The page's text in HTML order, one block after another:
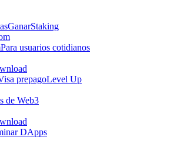
GanarStaking
Para usuarios cotidianos
prepagoLevel Up
de Web3
DApps